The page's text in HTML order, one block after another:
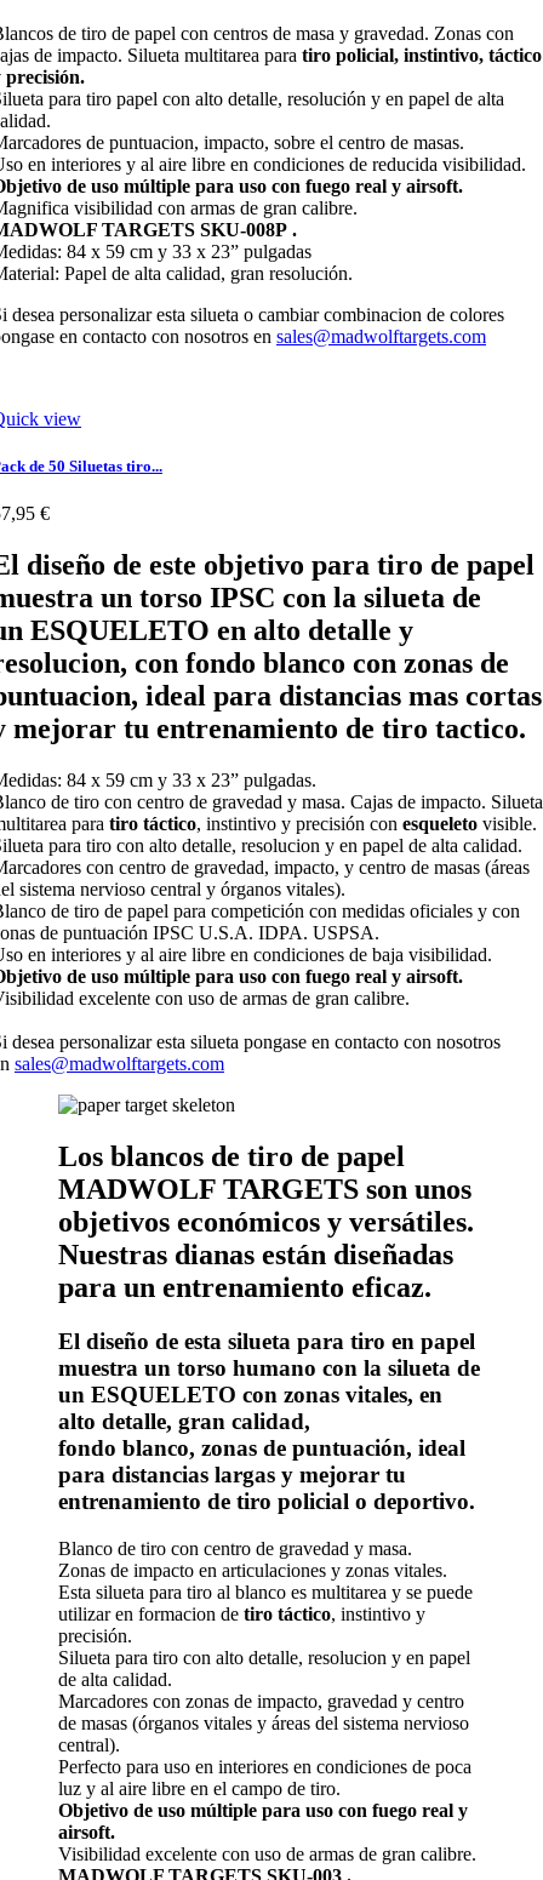
de tiro de papel con centros de masa y gravedad. Zonas con
de impacto. Silueta multitarea para tiro policial, instintivo, táctico
precisión.
para tiro papel con alto detalle, resolución y en papel de alta
de puntuacion, impacto, sobre el centro de masas.
en interiores y al aire libre en condiciones de reducida visibilidad.
de uso múltiple para uso con fuego real y airsoft.
visibilidad con armas de gran calibre.
TARGETS SKU-008P .
84 x 59 cm y 33 x 23” pulgadas
Papel de alta calidad, gran resolución.
desea personalizar esta silueta o cambiar combinacion de colores
en contacto con nosotros en sales@madwolftargets.com
view
de 50 Siluetas tiro...
€
diseño de este objetivo para tiro de papel
un torso IPSC con la silueta de
ESQUELETO en alto detalle y
con fondo blanco con zonas de
ideal para distancias mas cortas
mejorar tu entrenamiento de tiro tactico.
84 x 59 cm y 33 x 23” pulgadas.
de tiro con centro de gravedad y masa. Cajas de impacto. Silueta
para tiro táctico, instintivo y precisión con esqueleto visible.
para tiro con alto detalle, resolucion y en papel de alta calidad.
con centro de gravedad, impacto, y centro de masas (áreas
sistema nervioso central y órganos vitales).
de tiro de papel para competición con medidas oficiales y con
de puntuación IPSC U.S.A. IDPA. USPSA.
en interiores y al aire libre en condiciones de baja visibilidad.
de uso múltiple para uso con fuego real y airsoft.
excelente con uso de armas de gran calibre.
desea personalizar esta silueta pongase en contacto con nosotros
sales@madwolftargets.com
Los blancos de tiro de papel
MADWOLF TARGETS son unos
objetivos económicos y versátiles.
Nuestras dianas están diseñadas
para un entrenamiento eficaz.
El diseño de esta silueta para tiro en papel
muestra un torso humano con la silueta de
un ESQUELETO con zonas vitales, en
alto detalle, gran calidad,
fondo blanco, zonas de puntuación, ideal
para distancias largas y mejorar tu
entrenamiento de tiro policial o deportivo.
Blanco de tiro con centro de gravedad y masa.
Zonas de impacto en articulaciones y zonas vitales.
Esta silueta para tiro al blanco es multitarea y se puede
utilizar en formacion de tiro táctico, instintivo y
precisión.
Silueta para tiro con alto detalle, resolucion y en papel
de alta calidad.
Marcadores con zonas de impacto, gravedad y centro
de masas (órganos vitales y áreas del sistema nervioso
central).
Perfecto para uso en interiores en condiciones de poca
luz y al aire libre en el campo de tiro.
Objetivo de uso múltiple para uso con fuego real y
airsoft.
Visibilidad excelente con uso de armas de gran calibre.
MADWOLF TARGETS SKU-003 .